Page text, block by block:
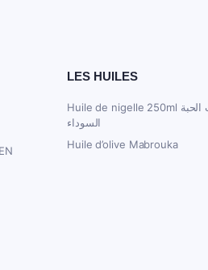
LES HUILES
Huile de nigelle 250ml زيت الحبة
السوداء
Huile d’olive Mabrouka